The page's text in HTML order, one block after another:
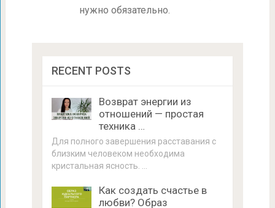
нужно обязательно.
RECENT POSTS
Возврат энергии из
отношений — простая
техника …
Для полного завершения расставания с
близким человеком необходима
кристальная ясность. …
Как создать счастье в
любви? Образ